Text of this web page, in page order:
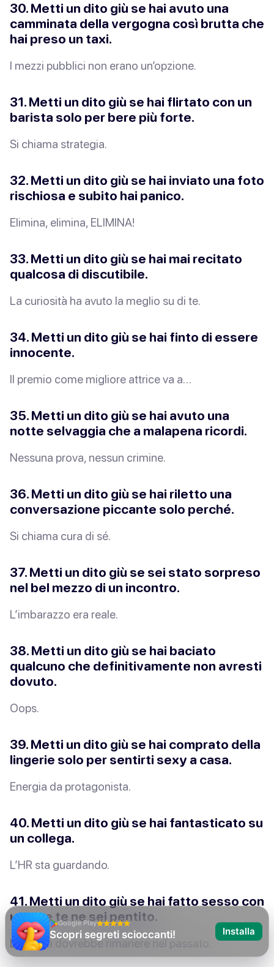
30. Metti un dito giù se hai avuto una
camminata della vergogna così brutta che
hai preso un taxi.
I mezzi pubblici non erano un’opzione.
31. Metti un dito giù se hai flirtato con un
barista solo per bere più forte.
Si chiama strategia.
32. Metti un dito giù se hai inviato una foto
rischiosa e subito hai panico.
Elimina, elimina, ELIMINA!
33. Metti un dito giù se hai mai recitato
qualcosa di discutibile.
La curiosità ha avuto la meglio su di te.
34. Metti un dito giù se hai finto di essere
innocente.
Il premio come migliore attrice va a…
35. Metti un dito giù se hai avuto una
notte selvaggia che a malapena ricordi.
Nessuna prova, nessun crimine.
36. Metti un dito giù se hai riletto una
conversazione piccante solo perché.
Si chiama cura di sé.
37. Metti un dito giù se sei stato sorpreso
nel bel mezzo di un incontro.
L’imbarazzo era reale.
38. Metti un dito giù se hai baciato
qualcuno che definitivamente non avresti
dovuto.
Oops.
39. Metti un dito giù se hai comprato della
lingerie solo per sentirti sexy a casa.
Energia da protagonista.
40. Metti un dito giù se hai fantasticato su
un collega.
L’HR sta guardando.
41. Metti un dito giù se hai fatto sesso con
un ex e te ne sei pentito.
La storia dovrebbe rimanere nel passato.
Google Play
Non ho mai Installa